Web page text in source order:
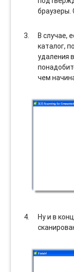
браузеры.
В случае,
каталог,
удаления
чем
Ну и в